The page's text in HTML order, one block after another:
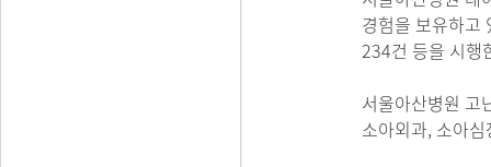
경험을 보유하
234건 등을 시행
서울아산병원 고
소아외과, 소아